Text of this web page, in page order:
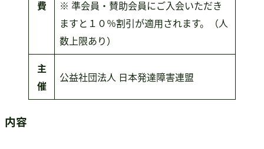
費
※ 準会員・賛助会員にご入会いただき
ますと１０％割引が適用されます。（人
数上限あり）
主
催
公益社団法人 日本発達障害連盟
内容